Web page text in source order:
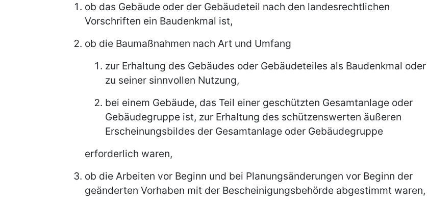
ob das Gebäude oder der Gebäudeteil nach den landesrechtlichen
Vorschriften ein Baudenkmal ist,
ob die Baumaßnahmen nach Art und Umfang
zur Erhaltung des Gebäudes oder Gebäudeteiles als Baudenkmal oder
zu seiner sinnvollen Nutzung,
bei einem Gebäude, das Teil einer geschützten Gesamtanlage oder
Gebäudegruppe ist, zur Erhaltung des schützenswerten äußeren
Erscheinungsbildes der Gesamtanlage oder Gebäudegruppe
erforderlich waren,
ob die Arbeiten vor Beginn und bei Planungsänderungen vor Beginn der
geänderten Vorhaben mit der Bescheinigungsbehörde abgestimmt waren,